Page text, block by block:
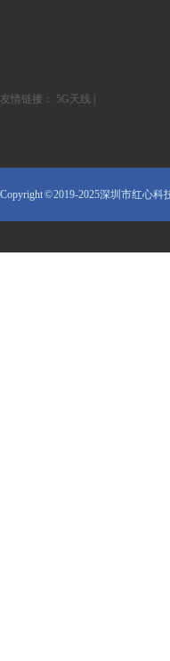
友情链接： 5G天线
Copyright © 2019-2025深圳市红心